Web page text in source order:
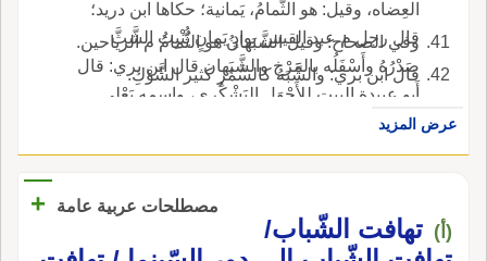
العِضاه، وقيل: هو الثُّمامُ، يَمانية؛ حكاها ابن دريد؛
قال رجل م عبد القيس بوادٍ يَمانٍ يُنْبِتُ الشَّثَّ
صَدْرُهُ وأَسْفَلُه بالمَرْخِ والشَّبَهان قال ابن بري: قال
أَبو عبيدة البيت للأَحْوَل اليَشْكُري، واسمه يَعْلى
قال: وتقديره وينبت أَسفلُه المَرْخَ؛ على أَن تكون
الباء زائدة، وإِ شئت قَدَّرْتَه: ويَنْبُتُ أَسفلُه بالمَرْخِ،
وفي الصحاح: وقيل الشَّبَهانُ هو الثُّمامُ م الرياحين.
قال ابن بري: والشَّبَهُ كالسَّمُرِ كثير الشَّوْكِ.
عرض المزيد
مصطلحات عربية عامة +
(أ) تهافت الشّباب/